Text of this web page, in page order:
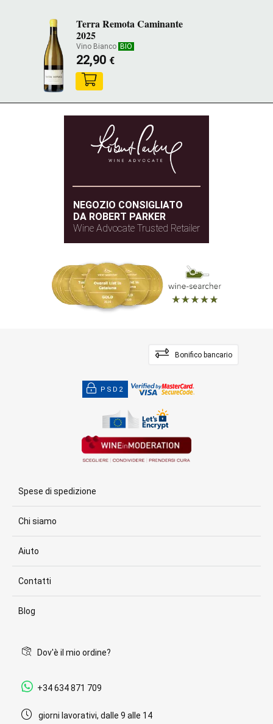
Terra Remota Caminante
2025
Vino Bianco BIO
22,90 €
NEGOZIO CONSIGLIATO
DA ROBERT PARKER
Wine Advocate Trusted Retailer
Bonifico bancario
PSD2
Spese di spedizione
Chi siamo
Aiuto
Contatti
Blog
Dov'è il mio ordine?
+34 634 871 709
giorni lavorativi, dalle 9 alle 14